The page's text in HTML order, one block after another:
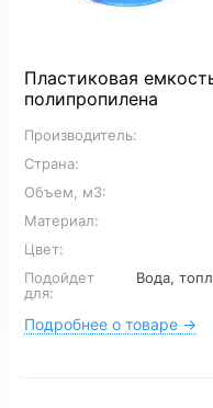
Для химии Для
Для сточных вод
Для канализации
12 м3
Пластиковая
полипропилена
Производитель:
Страна:
Объем, м3:
Материал:
Цвет:
Подойдет
для:
Вода,
Подробнее о товаре →